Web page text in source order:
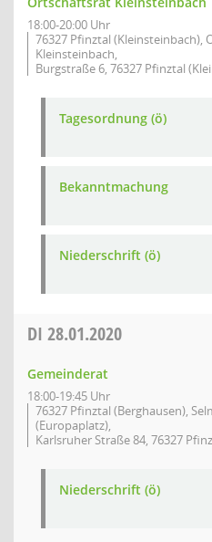
18:00-20:00 Uhr
76327 Pfinztal (Kleinsteinbach),
Kleinsteinbach,
Burgstraße 6, 76327 Pfinztal
Tagesordnung (ö)
Bekanntmachung
Niederschrift (ö)
DI 28.01.2020
Gemeinderat
18:00-19:45 Uhr
76327 Pfinztal (Berghausen),
(Europaplatz),
Karlsruher Straße 84, 76327
Niederschrift (ö)